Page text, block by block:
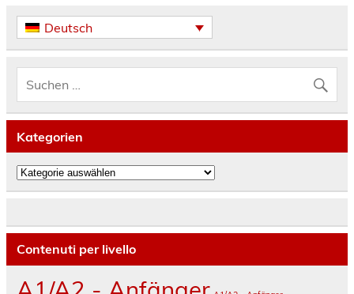
Deutsch
Kategorien
Kategorien
Contenuti per livello